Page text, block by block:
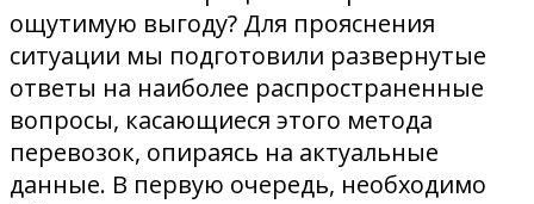
ощутимую выгоду? Для прояснения
ситуации мы подготовили развернутые
ответы на наиболее распространенные
вопросы, касающиеся этого метода
перевозок, опираясь на актуальные
данные. В первую очередь, необходимо